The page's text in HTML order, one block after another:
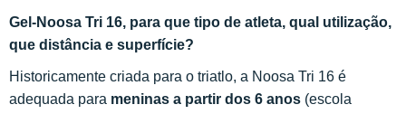
Gel-Noosa Tri 16, para que tipo de atleta, qual utilização,
que distância e superfície?
Historicamente criada para o triatlo, a Noosa Tri 16 é
adequada para meninas a partir dos 6 anos (escola